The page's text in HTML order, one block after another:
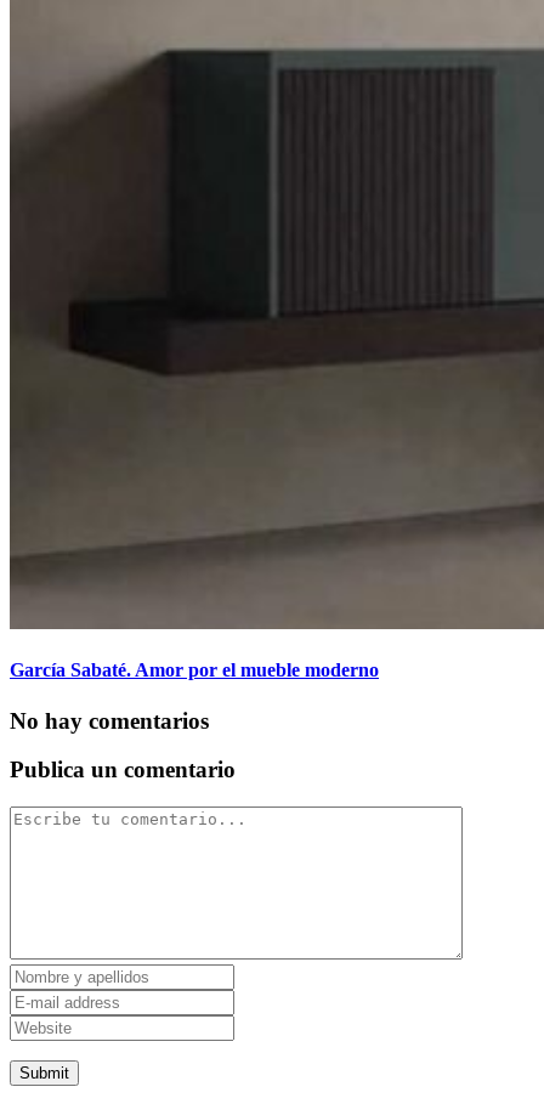
García Sabaté. Amor por el mueble moderno
No hay comentarios
Publica un comentario